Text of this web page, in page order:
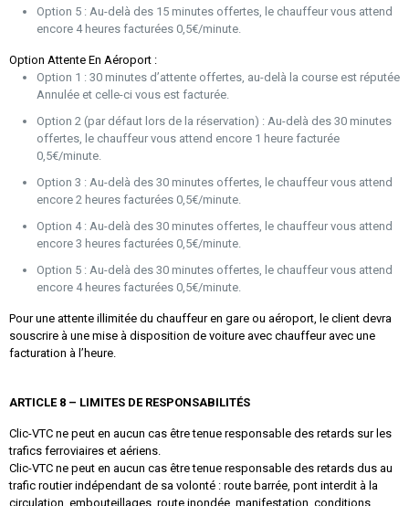
Option 5 : Au-delà des 15 minutes offertes, le chauffeur vous attend
encore 4 heures facturées 0,5€/minute.
Option Attente En Aéroport :
Option 1 : 30 minutes d’attente offertes, au-delà la course est réputée
Annulée et celle-ci vous est facturée.
Option 2 (par défaut lors de la réservation) : Au-delà des 30 minutes
offertes, le chauffeur vous attend encore 1 heure facturée
0,5€/minute.
Option 3 : Au-delà des 30 minutes offertes, le chauffeur vous attend
encore 2 heures facturées 0,5€/minute.
Option 4 : Au-delà des 30 minutes offertes, le chauffeur vous attend
encore 3 heures facturées 0,5€/minute.
Option 5 : Au-delà des 30 minutes offertes, le chauffeur vous attend
encore 4 heures facturées 0,5€/minute.
Pour une attente illimitée du chauffeur en gare ou aéroport, le client devra
souscrire à une mise à disposition de voiture avec chauffeur avec une
facturation à l’heure.
ARTICLE 8 – LIMITES DE RESPONSABILITÉS
Clic-VTC ne peut en aucun cas être tenue responsable des retards sur les
trafics ferroviaires et aériens.
Clic-VTC ne peut en aucun cas être tenue responsable des retards dus au
trafic routier indépendant de sa volonté : route barrée, pont interdit à la
circulation, embouteillages, route inondée, manifestation, conditions